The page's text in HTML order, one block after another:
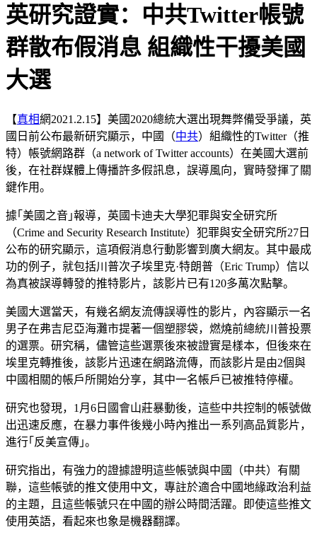
英研究證實：中共Twitter帳號
群散布假消息 組織性干擾美國
大選
【真相網2021.2.15】美國2020總統大選出現舞弊備受爭議，英
國日前公布最新研究顯示，中國（中共）組織性的Twitter（推
特）帳號網路群（a network of Twitter accounts）在美國大選前
後，在社群媒體上傳播許多假訊息，誤導風向，實時發揮了關
鍵作用。
據｢美國之音｣報導，英國卡迪夫大學犯罪與安全研究所
（Crime and Security Research Institute）犯罪與安全研究所27日
公布的研究顯示，這項假消息行動影響到廣大網友。其中最成
功的例子，就包括川普次子埃里克·特朗普（Eric Trump）信以
為真被誤導轉發的推特影片，該影片已有120多萬次點擊。
美國大選當天，有幾名網友流傳誤導性的影片，內容顯示一名
男子在弗吉尼亞海灘市提著一個塑膠袋，燃燒前總統川普投票
的選票。研究稱，儘管這些選票後來被證實是樣本，但後來在
埃里克轉推後，該影片迅速在網路流傳，而該影片是由2個與
中國相關的帳戶所開始分享，其中一名帳戶已被推特停權。
研究也發現，1月6日國會山莊暴動後，這些中共控制的帳號做
出迅速反應，在暴力事件後幾小時內推出一系列高品質影片，
進行｢反美宣傳｣。
研究指出，有強力的證據證明這些帳號與中國（中共）有關
聯，這些帳號的推文使用中文，專註於適合中國地緣政治利益
的主題，且這些帳號只在中國的辦公時間活躍。即使這些推文
使用英語，看起來也象是機器翻譯。